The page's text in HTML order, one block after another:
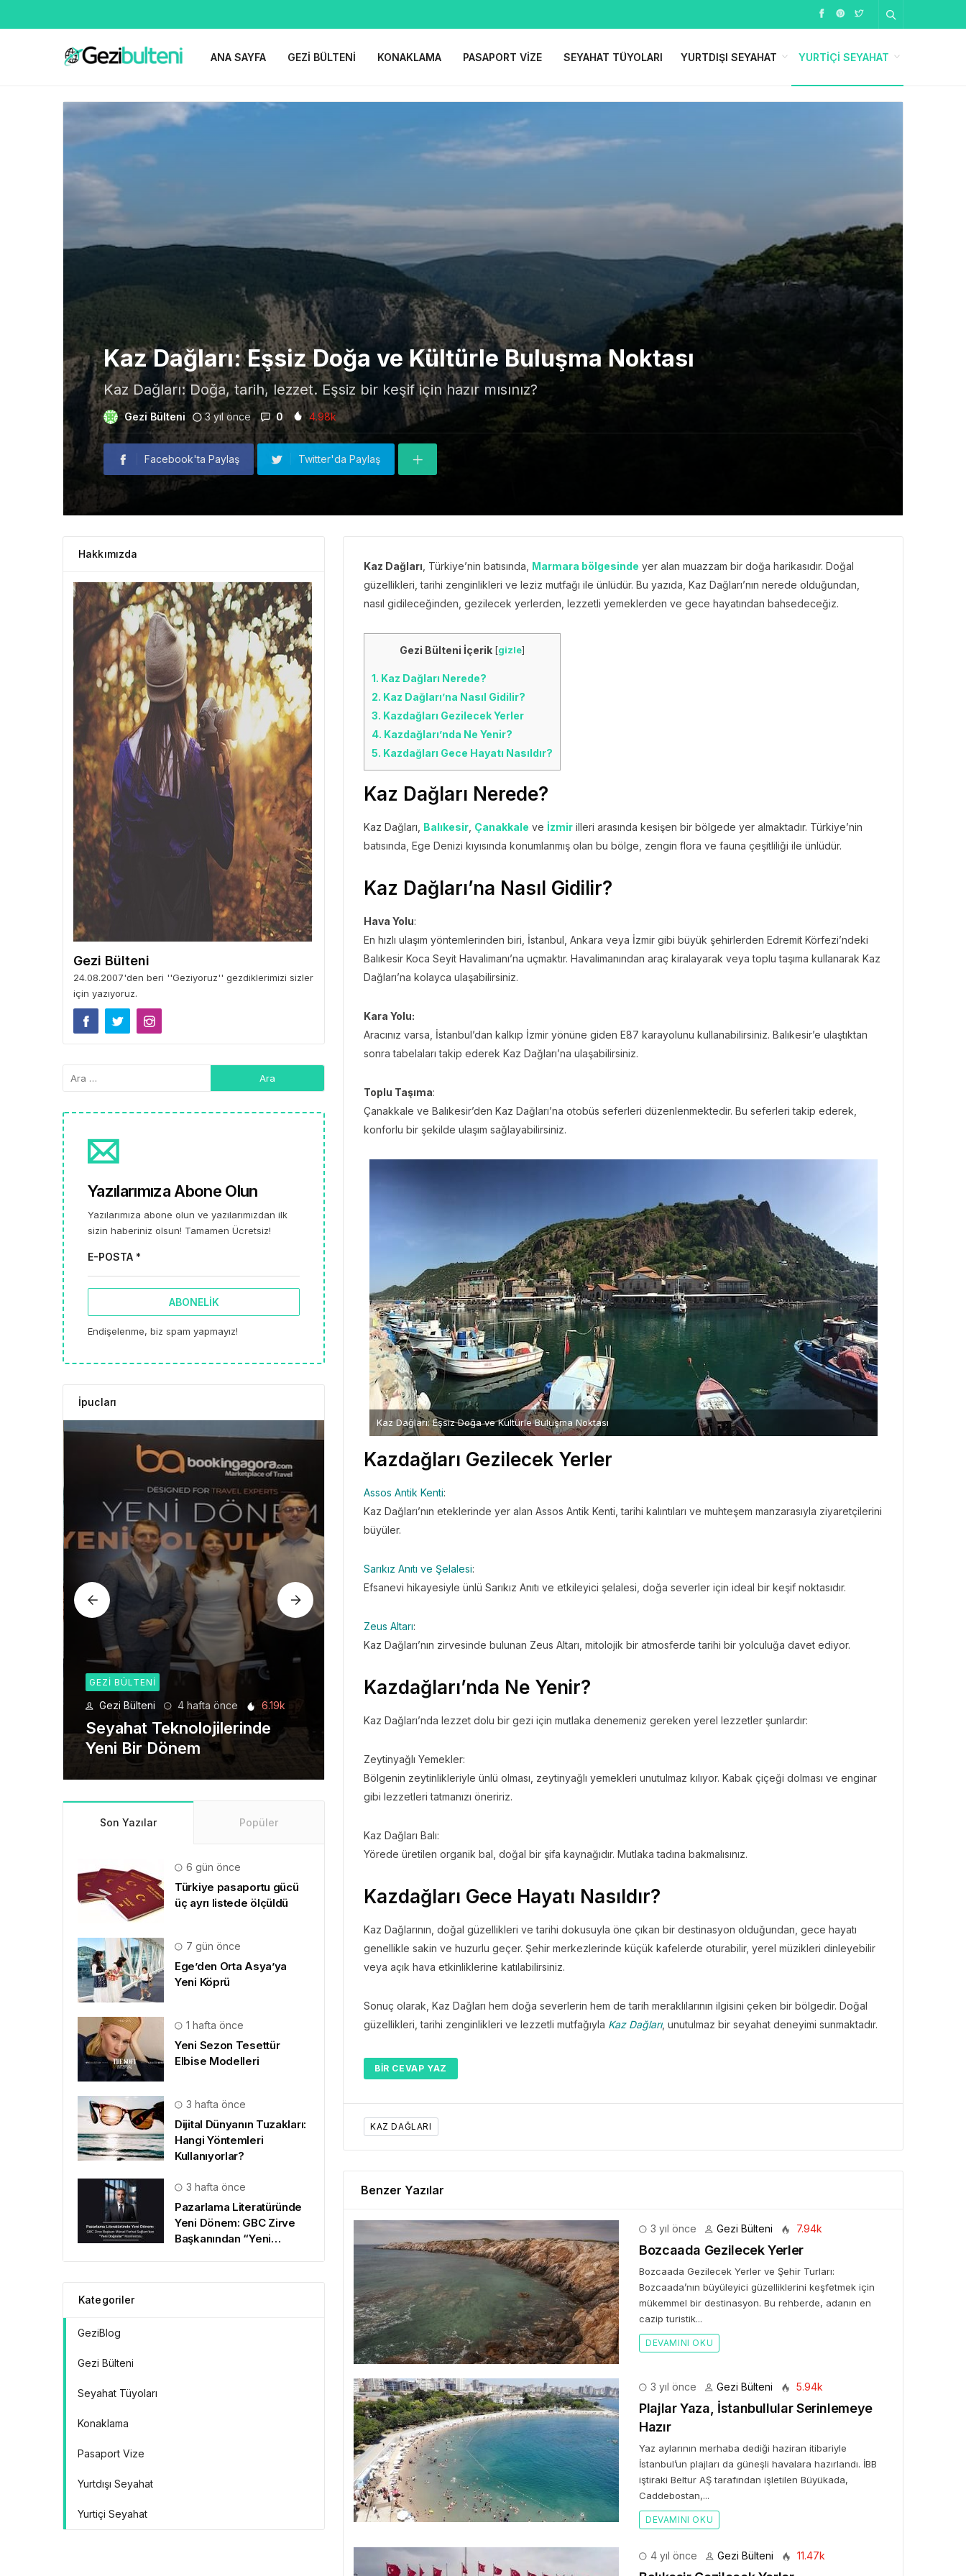
ANA SAYFA GEZI BÜLTENI KONAKLAMA PASAPORT VIZE SEYAHAT TÜYOLARI YURTDIŞI SEYAHAT YURTIÇI SEYAHAT
Kaz Dağları: Eşsiz Doğa ve Kültürle Buluşma Noktası
Kaz Dağları: Doğa, tarih, lezzet. Eşsiz bir keşif için hazır mısınız?
Gezi Bülteni 3 yıl önce 0 4.98k
Facebook'ta Paylaş Twitter'da Paylaş
Kaz Dağları , Türkiye’nin batısında, Marmara bölgesinde yer alan muazzam bir doğa harikasıdır. Doğal
güzellikleri, tarihi zenginlikleri ve leziz mutfağı ile ünlüdür. Bu yazıda, Kaz Dağları’nın nerede olduğundan,
nasıl gidileceğinden, gezilecek yerlerden, lezzetli yemeklerden ve gece hayatından bahsedeceğiz.
Gezi Bülteni İçerik [gizle]
1. Kaz Dağları Nerede?
2. Kaz Dağları’na Nasıl Gidilir?
3. Kazdağları Gezilecek Yerler
4. Kazdağları’nda Ne Yenir?
5. Kazdağları Gece Hayatı Nasıldır?
Kaz Dağları Nerede?
Kaz Dağları, Balıkesir Çanakkale ve İzmir illeri arasında kesişen bir bölgede yer almaktadır. Türkiye’nin
batısında, Ege Denizi kıyısında konumlanmış olan bu bölge, zengin flora ve fauna çeşitliliği ile ünlüdür.
Kaz Dağları’na Nasıl Gidilir?
Hava Yolu:
En hızlı ulaşım yöntemlerinden biri, İstanbul, Ankara veya İzmir gibi büyük şehirlerden Edremit Körfezi’ndeki
Balıkesir Koca Seyit Havalimanı’na uçmaktır. Havalimanından araç kiralayarak veya toplu taşıma kullanarak Kaz
Dağları’na kolayca ulaşabilirsiniz.
Kara Yolu:
Aracınız varsa, İstanbul’dan kalkıp İzmir yönüne giden E87 karayolunu kullanabilirsiniz. Balıkesir’e ulaştıktan
sonra tabelaları takip ederek Kaz Dağları’na ulaşabilirsiniz.
Toplu Taşıma:
Çanakkale ve Balıkesir’den Kaz Dağları’na otobüs seferleri düzenlenmektedir. Bu seferleri takip ederek,
konforlu bir şekilde ulaşım sağlayabilirsiniz.
Kaz Dağları: Eşsiz Doğa ve Kültürle Buluşma Noktası
Kazdağları Gezilecek Yerler
Assos Antik Kenti:
Kaz Dağları’nın eteklerinde yer alan Assos Antik Kenti, tarihi kalıntıları ve muhteşem manzarasıyla ziyaretçilerini
büyüler.
Sarıkız Anıtı ve Şelalesi:
Efsanevi hikayesiyle ünlü Sarıkız Anıtı ve etkileyici şelalesi, doğa severler için ideal bir keşif noktasıdır.
Zeus Altarı:
Kaz Dağları’nın zirvesinde bulunan Zeus Altarı, mitolojik bir atmosferde tarihi bir yolculuğa davet ediyor.
Kazdağları’nda Ne Yenir?
Kaz Dağları’nda lezzet dolu bir gezi için mutlaka denemeniz gereken yerel lezzetler şunlardır:
Zeytinyağlı Yemekler:
Bölgenin zeytinlikleriyle ünlü olması, zeytinyağlı yemekleri unutulmaz kılıyor. Kabak çiçeği dolması ve enginar
gibi lezzetleri tatmanızı öneririz.
Kaz Dağları Balı:
Yörede üretilen organik bal, doğal bir şifa kaynağıdır. Mutlaka tadına bakmalısınız.
Kazdağları Gece Hayatı Nasıldır?
Kaz Dağlarının, doğal güzellikleri ve tarihi dokusuyla öne çıkan bir destinasyon olduğundan, gece hayatı
genellikle sakin ve huzurlu geçer. Şehir merkezlerinde küçük kafelerde oturabilir, yerel müzikleri dinleyebilir
veya açık hava etkinliklerine katılabilirsiniz.
Sonuç olarak, Kaz Dağları hem doğa severlerin hem de tarih meraklılarının ilgisini çeken bir bölgedir. Doğal
güzellikleri, tarihi zenginlikleri ve lezzetli mutfağıyla Kaz Dağları, unutulmaz bir seyahat deneyimi sunmaktadır.
BIR CEVAP YAZ
KAZ DAĞLARI
Benzer Yazılar
3 yıl önce Gezi Bülteni 7.94k
Bozcaada Gezilecek Yerler
Bozcaada Gezilecek Yerler ve Şehir Turları:
Bozcaada’nın büyüleyici güzelliklerini keşfetmek için
mükemmel bir destinasyon. Bu rehberde, adanın en
cazip turistik...
DEVAMINI OKU
3 yıl önce Gezi Bülteni 5.94k
Plajlar Yaza, İstanbullular Serinlemeye
Hazır
Yaz aylarının merhaba dediği haziran itibariyle
İstanbul’un plajları da güneşli havalara hazırlandı. İBB
iştiraki Beltur AŞ tarafından işletilen Büyükada,
Caddebostan,...
DEVAMINI OKU
4 yıl önce Gezi Bülteni 11.47k
Hakkımızda
Gezi Bülteni
24.08.2007'den beri ''Geziyoruz'' gezdiklerimizi sizler
için yazıyoruz.
Yazılarımıza Abone Olun
Yazılarımıza abone olun ve yazılarımızdan ilk
sizin haberiniz olsun! Tamamen Ücretsiz!
E-POSTA *
ABONELIK
Endişelenme, biz spam yapmayız!
İpucları
GEZI BÜLTENI
Gezi Bülteni 1 ay önce 8.94k
Manevi Yolculukta Yeni
Dönem
GEZI BÜLTENI
Emirates ile Yazın En Lüks
Kristal Elma’ya Uzanan
Son Yazılar Popüler
6 gün önce
Türkiye pasaportu gücü
üç ayrı listede ölçüldü
7 gün önce
Ege’den Orta Asya’ya
Yeni Köprü
1 hafta önce
Yeni Sezon Tesettür
Elbise Modelleri
3 hafta önce
Dijital Dünyanın Tuzakları:
Hangi Yöntemleri
Kullanıyorlar?
3 hafta önce
Pazarlama Literatüründe
Yeni Dönem: GBC Zirve
Başkanından “Yeni
Kategoriler
GeziBlog
Gezi Bülteni
Seyahat Tüyoları
Konaklama
Pasaport Vize
Yurtdışı Seyahat
Yurtiçi Seyahat